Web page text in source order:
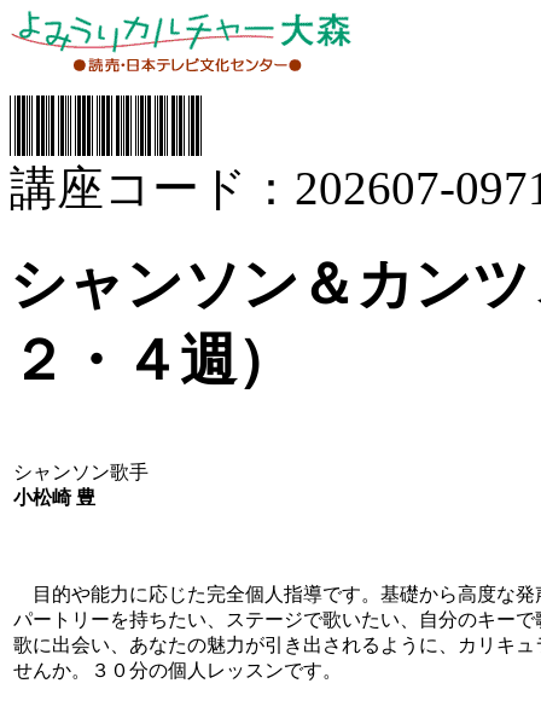
講座コード：202607-
シャンソン＆カン
２・４週）
シャンソン歌手
小松崎 豊
目的や能力に応じた完全個人指導です。基礎から高度な
パートリーを持ちたい、ステージで歌いたい、自分のキー
歌に出会い、あなたの魅力が引き出されるように、カリキ
せんか。３０分の個人レッスンです。